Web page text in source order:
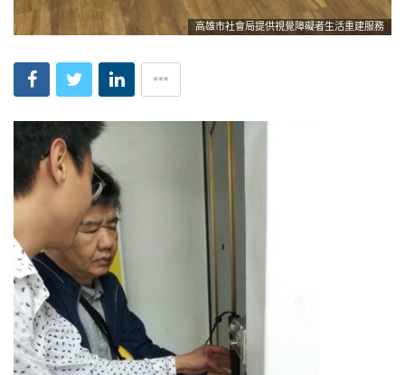
高雄市社會局提供視覺障礙者生活重建服務